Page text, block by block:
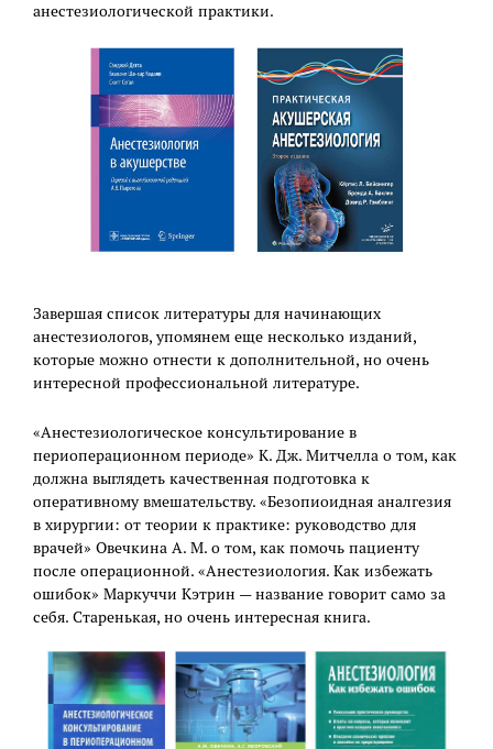
анестезиологической практики.
Завершая список литературы для начинающих
анестезиологов, упомянем еще несколько изданий,
которые можно отнести к дополнительной, но очень
интересной профессиональной литературе.
«Анестезиологическое консультирование в
периоперационном периоде» К. Дж. Митчелла о том, как
должна выглядеть качественная подготовка к
оперативному вмешательству. «Безопиоидная аналгезия
в хирургии: от теории к практике: руководство для
врачей» Овечкина А. М. о том, как помочь пациенту
после операционной. «Анестезиология. Как избежать
ошибок» Маркуччи Кэтрин — название говорит само за
себя. Старенькая, но очень интересная книга.